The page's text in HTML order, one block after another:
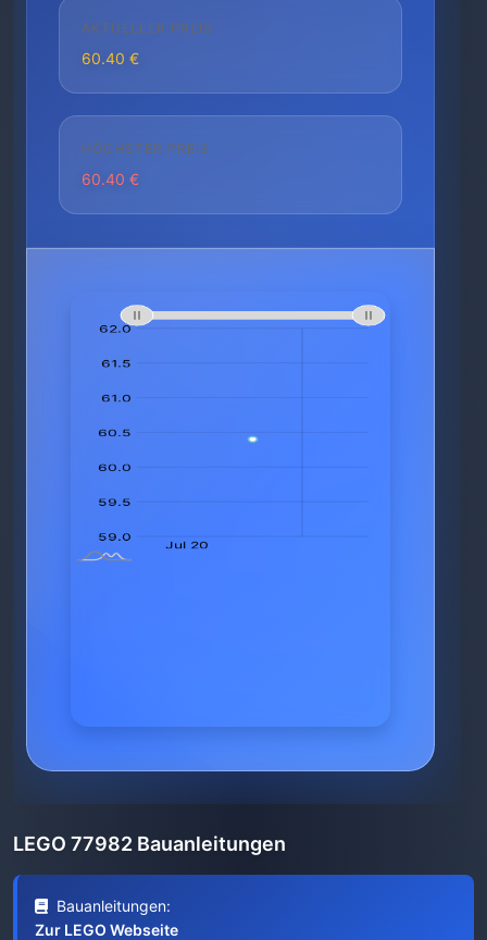
AKTUELLER PREIS
60.40 €
HÖCHSTER PREIS
60.40 €
LEGO 77982 Bauanleitungen
Bauanleitungen:
Zur LEGO Webseite